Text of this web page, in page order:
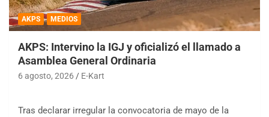
AKPS MEDIOS
AKPS: Intervino la IGJ y oficializó el llamado a
Asamblea General Ordinaria
6 agosto, 2026 E-Kart
Tras declarar irregular la convocatoria de mayo de la